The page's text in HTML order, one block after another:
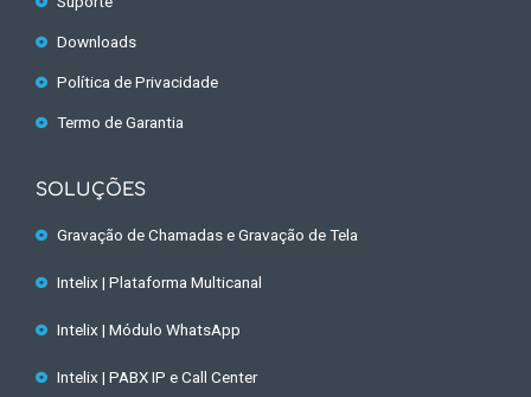
Downloads
Política de Privacidade
Termo de Garantia
SOLUÇÕES
Gravação de Chamadas e Gravação de Tela
Intelix | Plataforma Multicanal
Intelix | Módulo WhatsApp
Intelix | PABX IP e Call Center